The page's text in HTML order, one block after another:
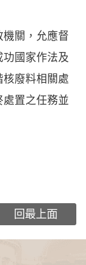
關，允應督
國家作法及
廢料相關處
置之任務並
回最上面